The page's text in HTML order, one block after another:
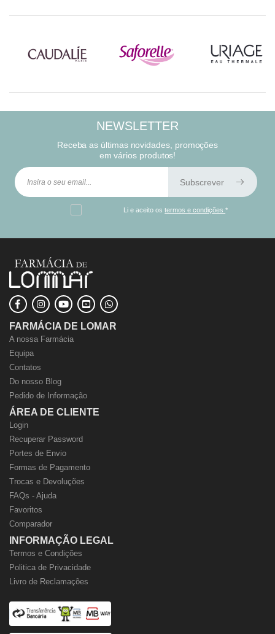
NEWSLETTER
Receba as últimas novidades, promoções
em vários produtos!
Subscrever
Li e aceito ostermos e condições*
FARMÁCIA DE LOMAR
A nossa Farmácia
Equipa
Contatos
Do nosso Blog
Pedido de Informação
ÁREA DE CLIENTE
Login
Recuperar Password
Portes de Envio
Formas de Pagamento
Trocas e Devoluções
FAQs - Ajuda
Favoritos
Comparador
INFORMAÇÃO LEGAL
Termos e Condições
Politica de Privacidade
Livro de Reclamações